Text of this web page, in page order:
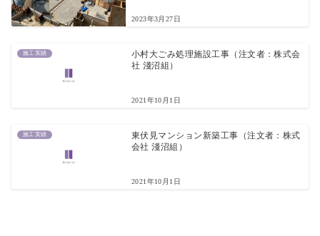
2023年3月27日
施工実績
小村大ごみ処理施設工事（注文者：株式会
社 淺沼組）
2021年10月1日
施工実績
東伏見マンション新築工事（注文者：株式
会社 淺沼組）
2021年10月1日